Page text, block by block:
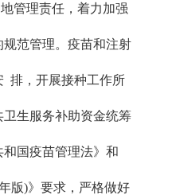
管理责任，着力加强
范管理。疫苗和注射
排，开展接种工作所
生服务补助资金统筹
国疫苗管理法》和
版)》要求，严格做好